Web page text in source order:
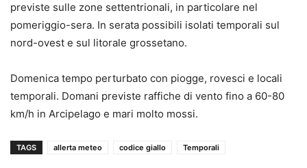
previste sulle zone settentrionali, in particolare nel
pomeriggio-sera. In serata possibili isolati temporali sul
nord-ovest e sul litorale grossetano.
Domenica tempo perturbato con piogge, rovesci e locali
temporali. Domani previste raffiche di vento fino a 60-80
km/h in Arcipelago e mari molto mossi.
TAGS allerta meteo codice giallo Temporali